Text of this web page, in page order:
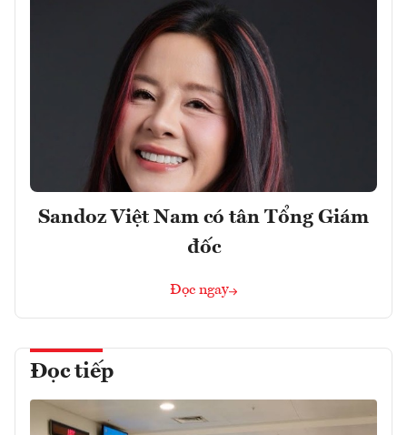
Sandoz Việt Nam có tân Tổng Giám
đốc
Đọc ngay
Đọc tiếp